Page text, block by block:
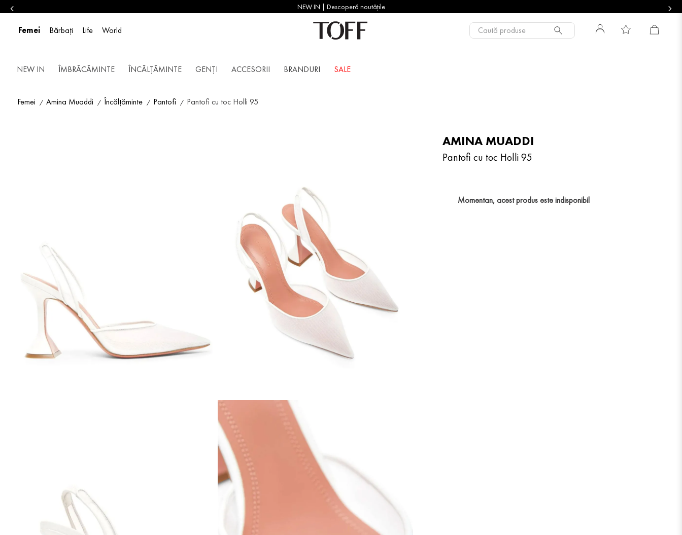
NEW IN | Descoperă noutățile
Femei Bărbați Life World Caută produse
NEW IN ÎMBRĂCĂMINTE ÎNCĂLȚĂMINTE GENȚI ACCESORII BRANDURI SALE
Femei Amina Muaddi Încălțăminte Pantofi Pantofi cu toc Holli 95
AMINA MUADDI
Pantofi cu toc Holli 95
Momentan, acest produs este indisponibil